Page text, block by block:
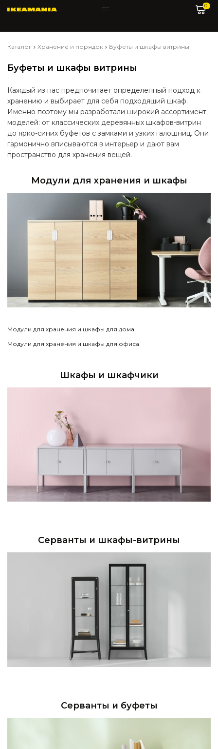
0
Каталог Хранение и порядок Буфеты и шкафы витрины
Буфеты и шкафы витрины
Каждый из нас предпочитает определенный подход к
хранению и выбирает для себя подходящий шкаф.
Именно поэтому мы разработали широкий ассортимент
моделей: от классических деревянных шкафов-витрин
до ярко-синих буфетов с замками и узких галошниц. Они
гармонично вписываются в интерьер и дают вам
пространство для хранения вещей.
Модули для хранения и шкафы
Модули для хранения и шкафы для дома
Модули для хранения и шкафы для офиса
Шкафы и шкафчики
Серванты и шкафы-витрины
Серванты и буфеты